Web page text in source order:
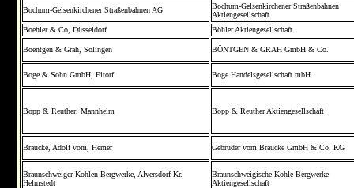
Bochum-Gelsenkirchener Straßenbahnen AG
Bochum-Gelsenkirchener Straßenbahnen
Aktiengesellschaft
Boehler & Co, Düsseldorf
Böhler Aktiengesellschaft
Boentgen & Grah, Solingen BÖNTGEN & GRAH GmbH & Co.
Boge & Sohn GmbH, Eitorf Boge Handelsgesellschaft mbH
Bopp & Reuther, Mannheim Bopp & Reuther Aktiengesellschaft
Braucke, Adolf vom, Hemer Gebrüder vom Braucke GmbH & Co. KG
Braunschweiger Kohlen-Bergwerke, Alversdorf Kr.
Helmstedt
Braunschweigische Kohle-Bergwerke
Aktiengesellschaft